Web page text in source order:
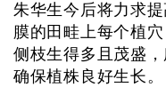
朱华生今后将力求
膜的田畦上每个植
侧枝生得多且茂盛
确保植株良好生长。